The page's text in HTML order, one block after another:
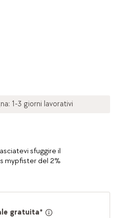
1-3 giorni lavorativi
sfuggire il
mypfister del 2%
gratuita*